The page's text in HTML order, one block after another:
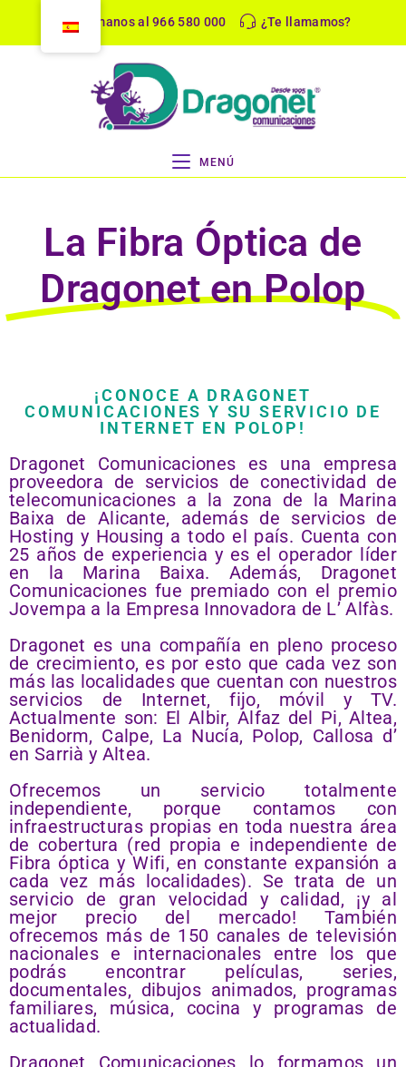
Llámanos al 966 580 000 ¿Te llamamos?
MENÚ
La Fibra Óptica de
Dragonet en Polop
¡CONOCE A DRAGONET
COMUNICACIONES Y SU SERVICIO DE
INTERNET EN POLOP!
Dragonet Comunicaciones es una empresa
proveedora de servicios de conectividad de
telecomunicaciones a la zona de la Marina
Baixa de Alicante, además de servicios de
Hosting y Housing a todo el país. Cuenta con
25 años de experiencia y es el operador líder
en la Marina Baixa. Además, Dragonet
Comunicaciones fue premiado con el premio
Jovempa a la Empresa Innovadora de L’ Alfàs.
Dragonet es una compañía en pleno proceso
de crecimiento, es por esto que cada vez son
más las localidades que cuentan con nuestros
servicios de Internet, fijo, móvil y TV.
Actualmente son: El Albir, Alfaz del Pi, Altea,
Benidorm, Calpe, La Nucía, Polop, Callosa d’
en Sarrià y Altea.
Ofrecemos un servicio totalmente
independiente, porque contamos con
infraestructuras propias en toda nuestra área
de cobertura (red propia e independiente de
Fibra óptica y Wifi, en constante expansión a
cada vez más localidades). Se trata de un
servicio de gran velocidad y calidad, ¡y al
mejor precio del mercado! También
ofrecemos más de 150 canales de televisión
nacionales e internacionales entre los que
podrás encontrar películas, series,
documentales, dibujos animados, programas
familiares, música, cocina y programas de
actualidad.
Dragonet Comunicaciones lo formamos un